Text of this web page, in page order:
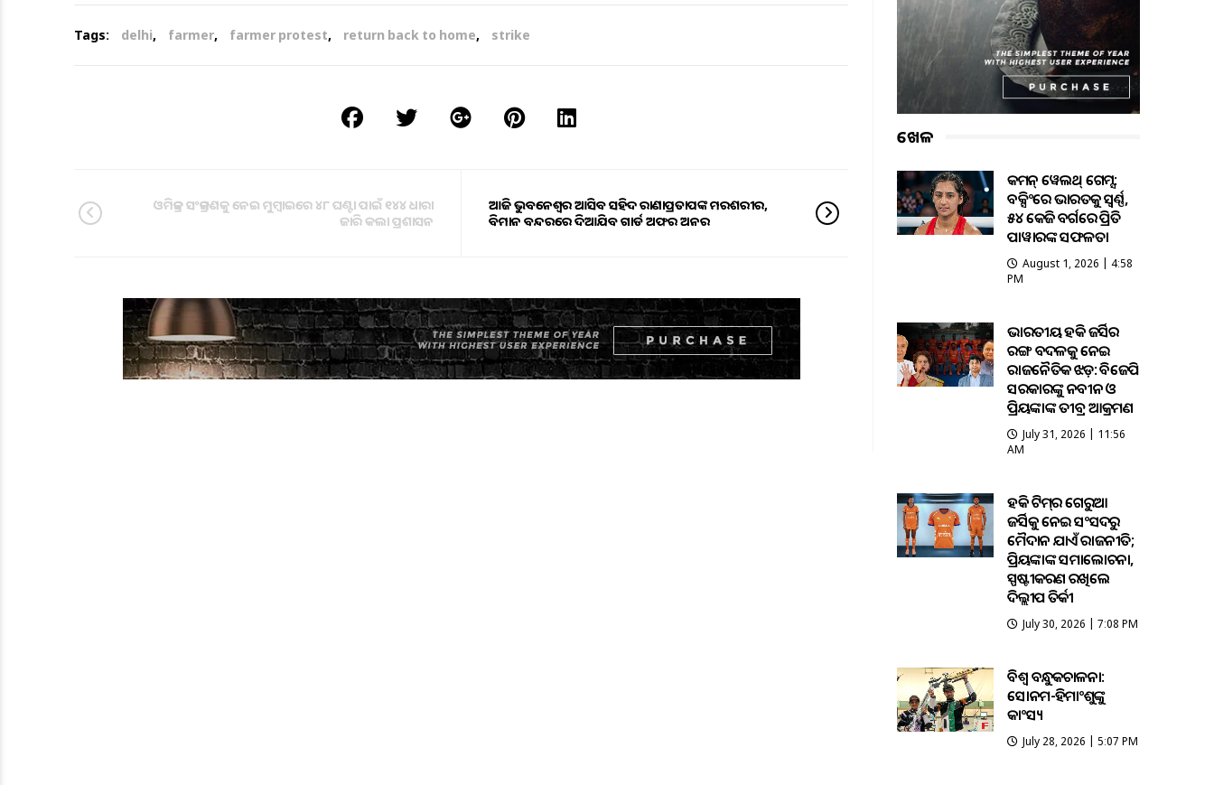
Tags: delhi, farmer, farmer protest, return back to home, strike
ଓମିକ୍ରନ ସଂକ୍ରମଣକୁ ନେଇ ମୁମ୍ବାଇରେ ୪୮ ଘଣ୍ଟା ପାଇଁ ୧୪୪ ଧାରା
ଜାରି କଲା ପ୍ରଶାସନ
ଆଜି ଭୁବନେଶ୍ୱର ଆସିବ ସହିଦ ରାଣାପ୍ରତାପଙ୍କ ମରଶରୀର,
ବିମାନ ବନ୍ଦରରେ ଦିଆଯିବ ଗାର୍ଡ ଅଫର ଅନର
ଖେଳ
କମନ୍ ୱେଲଥ୍ ଗେମ୍ସ:
ବକ୍ସିଂରେ ଭାରତକୁ ସ୍ବର୍ଣ୍ଣ,
୫୪ କେଜି ବର୍ଗରେ ପ୍ରିତି
ପାୱାରଙ୍କ ସଫଳତା
August 1, 2026 | 4:58
PM
ଭାରତୀୟ ହକି ଜର୍ସିର
ରଙ୍ଗ ବଦଳକୁ ନେଇ
ରାଜନୈତିକ ଝଡ଼: ବିଜେପି
ସରକାରଙ୍କୁ ନବୀନ ଓ
ପ୍ରିୟଙ୍କାଙ୍କ ତୀବ୍ର ଆକ୍ରମଣ
July 31, 2026 | 11:56
AM
ହକି ଟିମ୍‌ର ଗେରୁଆ
ଜର୍ସିକୁ ନେଇ ସଂସଦରୁ
ମୈଦାନ ଯାଏଁ ରାଜନୀତି;
ପ୍ରିୟଙ୍କାଙ୍କ ସମାଲୋଚନା,
ସ୍ପଷ୍ଟୀକରଣ ରଖିଲେ
ଦିଲ୍ଲୀପ ତିର୍କୀ
July 30, 2026 | 7:08 PM
ବିଶ୍ବ ବନ୍ଧୁକଚାଳନା:
ସୋନମ-ହିମାଂଶୁଙ୍କୁ
କାଂସ୍ୟ
July 28, 2026 | 5:07 PM